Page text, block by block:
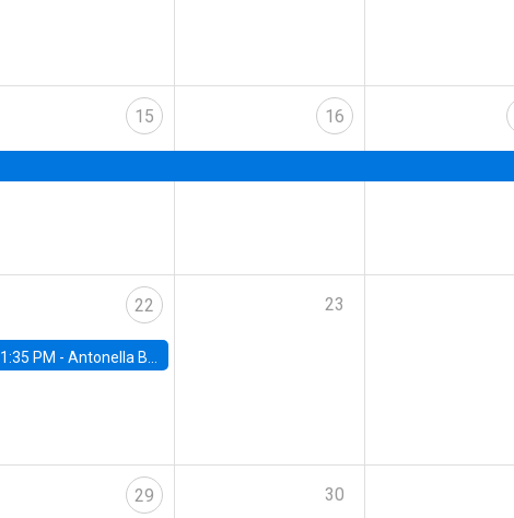
15 16
22
1:35 PM -Antonella Bancalari, Institute for Fiscal Studies (IFS) and Research Associate at University College London (UCL)
23
29 30